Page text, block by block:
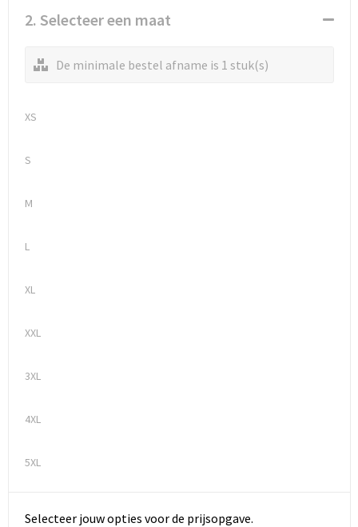
2. Selecteer een maat
De minimale bestel afname is 1 stuk(s)
XS
S
M
L
XL
XXL
3XL
4XL
5XL
Selecteer jouw opties voor de prijsopgave.